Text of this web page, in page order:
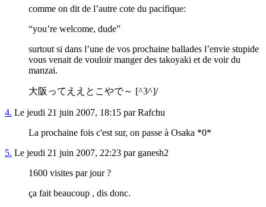
comme on dit de l’autre cote du pacifique:
“you’re welcome, dude”
surtout si dans l’une de vos prochaine ballades l’envie stupide
vous venait de vouloir manger des takoyaki et de voir du
manzai.
大阪ってええとこやで～ [^3^]/
4. Le jeudi 21 juin 2007, 18:15 par Rafchu
La prochaine fois c'est sur, on passe à Osaka *0*
5. Le jeudi 21 juin 2007, 22:23 par ganesh2
1600 visites par jour ?
ça fait beaucoup , dis donc.